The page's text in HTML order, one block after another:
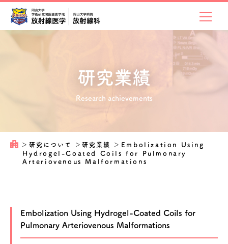
研究業績
Research achievements
＞ 研究について ＞研究業績 ＞ Embolization Using
Hydrogel-Coated Coils for Pulmonary
Arteriovenous Malformations
Embolization Using Hydrogel-Coated Coils for
Pulmonary Arteriovenous Malformations